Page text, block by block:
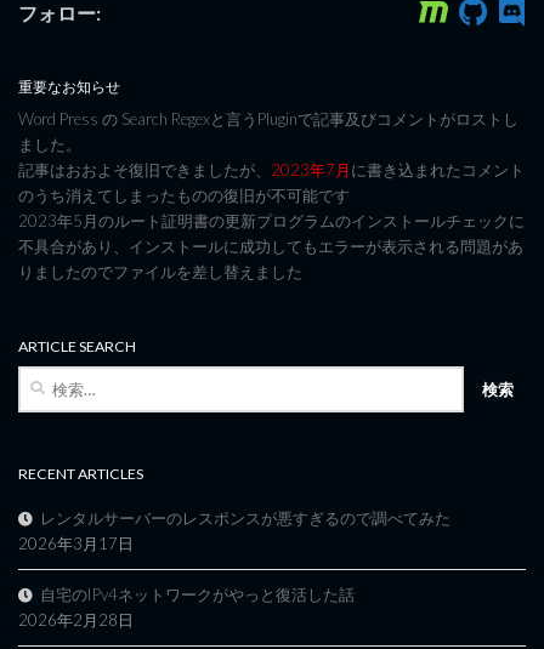
フォロー:
重要なお知らせ
Word Press の Search Regexと言うPluginで記事及びコメントがロストし
ました。
記事はおおよそ復旧できましたが、 2023年7月に書き込まれたコメント
のうち消えてしまったものの復旧が不可能です
2023年5月のルート証明書の更新プログラムのインストールチェックに
不具合があり、インストールに成功してもエラーが表示される問題があ
りましたのでファイルを差し替えました
ARTICLE SEARCH
検
RECENT ARTICLES
レンタルサーバーのレスポンスが悪すぎるので調べてみた
2026年3月17日
自宅のIPv4ネットワークがやっと復活した話
2026年2月28日